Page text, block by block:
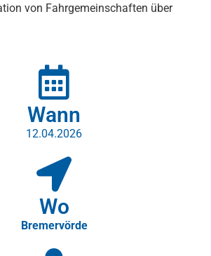
von Fahrgemeinschaften über
Wann
12.04.2026
Wo
Bremervörde